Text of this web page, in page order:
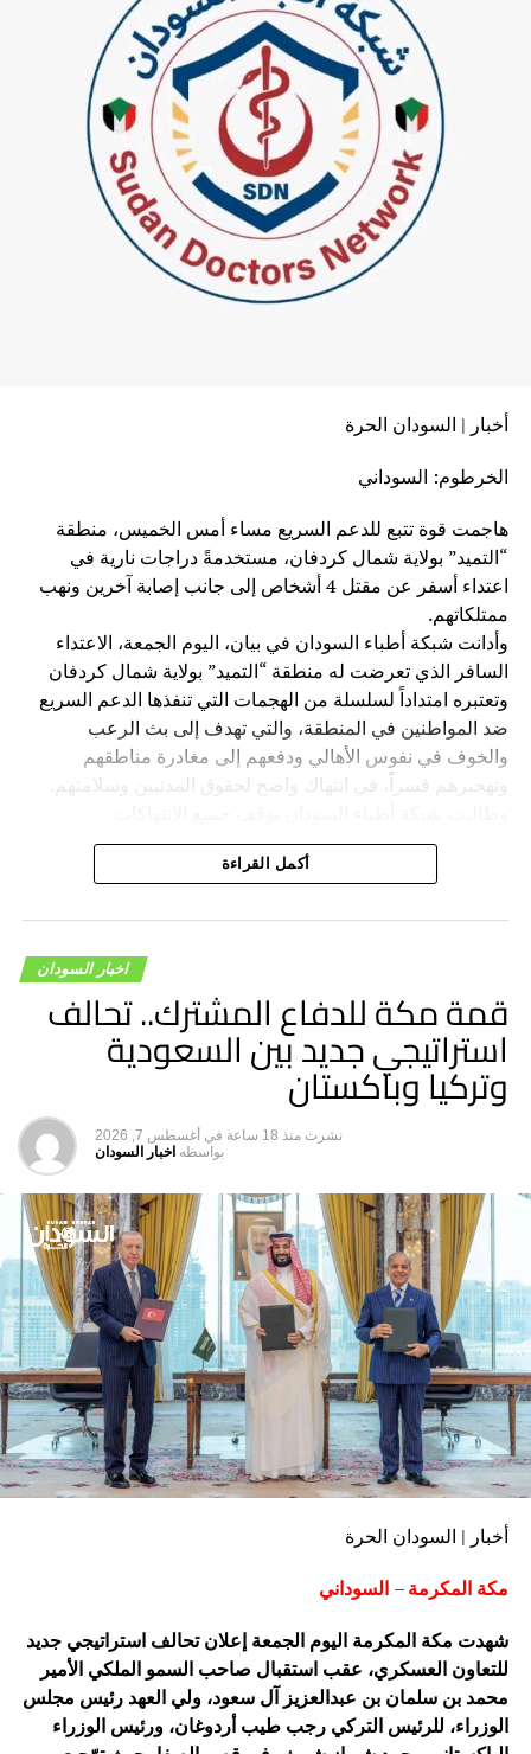
أخبار | السودان الحرة
الخرطوم: السوداني
هاجمت قوة تتبع للدعم السريع مساء أمس الخميس، منطقة
“التميد” بولاية شمال كردفان، مستخدمةً دراجات نارية في
اعتداء أسفر عن مقتل 4 أشخاص إلى جانب إصابة آخرين ونهب
ممتلكاتهم.
وأدانت شبكة أطباء السودان في بيان، اليوم الجمعة، الاعتداء
السافر الذي تعرضت له منطقة “التميد” بولاية شمال كردفان
وتعتبره امتداداً لسلسلة من الهجمات التي تنفذها الدعم السريع
ضد المواطنين في المنطقة، والتي تهدف إلى بث الرعب
والخوف في نفوس الأهالي ودفعهم إلى مغادرة مناطقهم
وتهجيرهم قسراً، في انتهاك واضح لحقوق المدنيين وسلامتهم.
والاعتداءات ضد المدنيين الذين لا علاقة لهم بالحرب، وتجنيب
السكان المدنيين ويلات الصراع، ودعت المجتمع الدولي والجهات
لوقف هذه الانتهاكات وتحميلها المسؤولية الكاملة عن الانتهاكات
أكمل القراءة
اخبار السودان
قمة مكة للدفاع المشترك.. تحالف
استراتيجي جديد بين السعودية
وتركيا وباكستان
نشرت منذ 18 ساعة في أغسطس 7, 2026
بواسطه اخبار السودان
أخبار | السودان الحرة
مكة المكرمة – السوداني
شهدت مكة المكرمة اليوم الجمعة إعلان تحالف استراتيجي جديد
للتعاون العسكري، عقب استقبال صاحب السمو الملكي الأمير
محمد بن سلمان بن عبدالعزيز آل سعود، ولي العهد رئيس مجلس
الوزراء، للرئيس التركي رجب طيب أردوغان، ورئيس الوزراء